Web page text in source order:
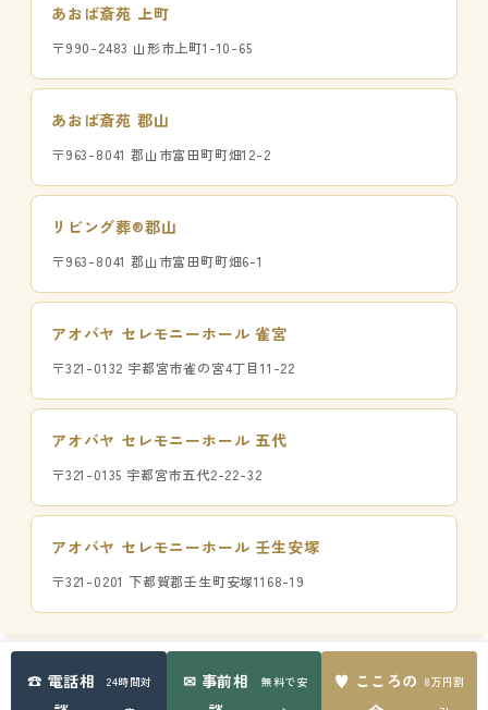
☎ 電話相
24時間対
✉ 事前相
無料で安
♥ こころの 8万円割
あおば斎苑 上町
〒990-2483 山形市上町1-10-65
あおば斎苑 郡山
〒963-8041 郡山市富田町町畑12-2
リビング葬®郡山
〒963-8041 郡山市富田町町畑6-1
アオバヤ セレモニーホール 雀宮
〒321-0132 宇都宮市雀の宮4丁目11-22
アオバヤ セレモニーホール 五代
〒321-0135 宇都宮市五代2-22-32
アオバヤ セレモニーホール 壬生安塚
〒321-0201 下都賀郡壬生町安塚1168-19